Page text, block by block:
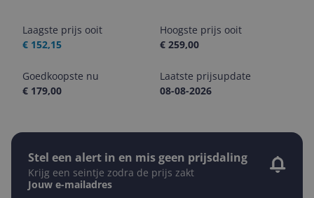
Laagste prijs ooit
€ 152,15
Hoogste prijs ooit
€ 259,00
Goedkoopste nu
€ 179,00
Laatste prijsupdate
08-08-2026
Stel een alert in en mis geen prijsdaling
Krijg een seintje zodra de prijs zakt
Jouw e-mailadres